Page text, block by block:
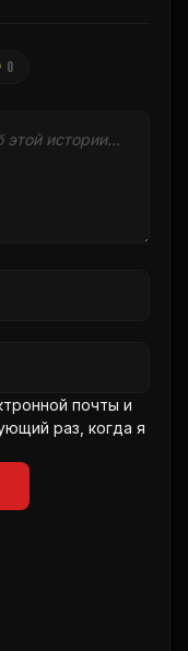
0
почты и
раз, когда я